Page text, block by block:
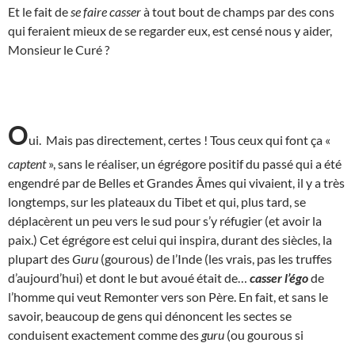
Et le fait de se faire casserà tout bout de champs par des cons
qui feraient mieux de se regarder eux, est censé nous y aider,
Monsieur le Curé ?
Oui. Mais pas directement, certes ! Tous ceux qui font ça «
captent», sans le réaliser, un égrégore positif du passé qui a été
engendré par de Belles et Grandes Âmes qui vivaient, il y a très
longtemps, sur les plateaux du Tibet et qui, plus tard, se
déplacèrent un peu vers le sud pour s’y réfugier (et avoir la
paix.) Cet égrégore est celui qui inspira, durant des siècles, la
plupart desGuru (gourous) de l’Inde (les vrais, pas les truffes
d’aujourd’hui) et dont le but avoué était de… casser l’égode
l’homme qui veut Remonter vers son Père. En fait, et sans le
savoir, beaucoup de gens qui dénoncent les sectes se
conduisent exactement comme des guru (ou gourous si